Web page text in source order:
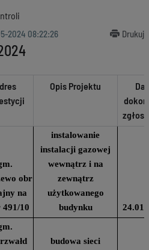
2024 08:22:26 Drukuj
Opis Projektu
obr
na
491/10
instalowanie
instalacji gazowej
wewnątrz i na
zewnątrz
użytkowanego
budynku
budowa sieci